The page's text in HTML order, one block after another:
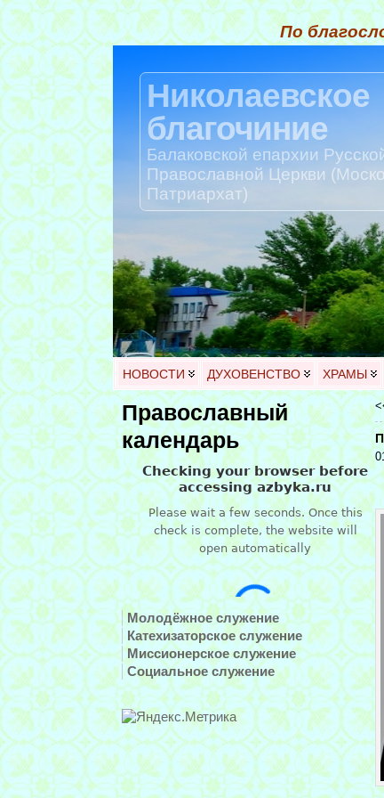
По
Николаевское
благочиние
Балаковской епархии
Православной Церкви
Патриархат)
НОВОСТИ ДУХОВЕНСТВО ХРАМЫ
Православный
календарь
Молодёжное служение
Катехизаторское служение
Миссионерское служение
Социальное служение